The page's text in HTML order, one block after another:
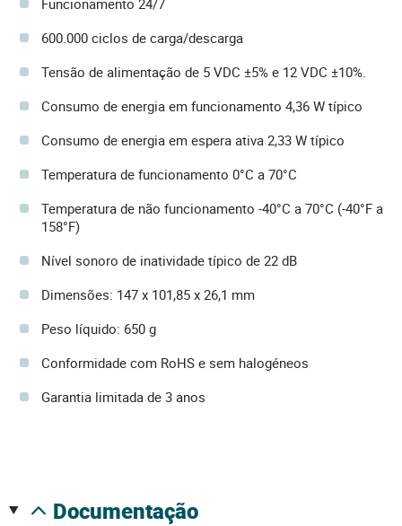
600.000 ciclos de carga/descarga
Tensão de alimentação de 5 VDC ±5% e 12 VDC ±10%.
Consumo de energia em funcionamento 4,36 W típico
Consumo de energia em espera ativa 2,33 W típico
Temperatura de funcionamento 0°C a 70°C
Temperatura de não funcionamento -40°C a 70°C (-40°F a
158°F)
Nível sonoro de inatividade típico de 22 dB
Dimensões: 147 x 101,85 x 26,1 mm
Peso líquido: 650 g
Conformidade com RoHS e sem halogéneos
Garantia limitada de 3 anos
documentação